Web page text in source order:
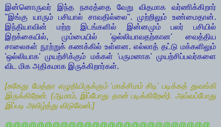
இன்னொருவர் இந்த நகரத்தை வேறு விதமாக வர்ணிக்கிறார்
"இங்கு யாரும் பசியால் சாவதில்லை". முற்றிலும் உண்மைதான்.
இந்தியாவின் மற்ற இடங்களில் இன்னமும் பலர் பசியில்
இறக்கையில், மும்பையில் 'ஒல்லியாவதற்கான' வைத்திய
சாலைகள் நூற்றுக் கணக்கில் உள்ளன. எல்லாத் தட்டு மக்களிலும்
'ஒல்லியாக' முயற்சிக்கும் மக்கள் 'பருமனாக' முயற்சிப்பவர்களை
விட மிக அதிகமாக இருக்கிறார்கள்.
[சுகேது மேத்தா எழுதியிருக்கும் 'மாக்சிமம் சிடி' படிக்கத் துவங்கி
இருக்கிறேன். (ஆமாம், இப்போது தான் படிக்கிறேன்). அவ்வப்போது
இப்படி அவிழ்த்து விடுவேன்.]
@@@@@@@@@@@@@@@@@@@@@@@@@@